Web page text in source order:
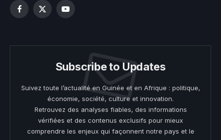
Facebook
X
YouTube
Subscribe to Updates
Suivez toute l’actualité en Guinée et en Afrique : politique,
économie, société, culture et innovation.
Retrouvez des analyses fiables, des informations
vérifiées et des contenus exclusifs pour mieux
comprendre les enjeux qui façonnent notre pays et le